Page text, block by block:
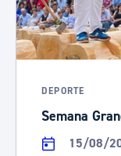
DEPORTE
Semana
15/08/